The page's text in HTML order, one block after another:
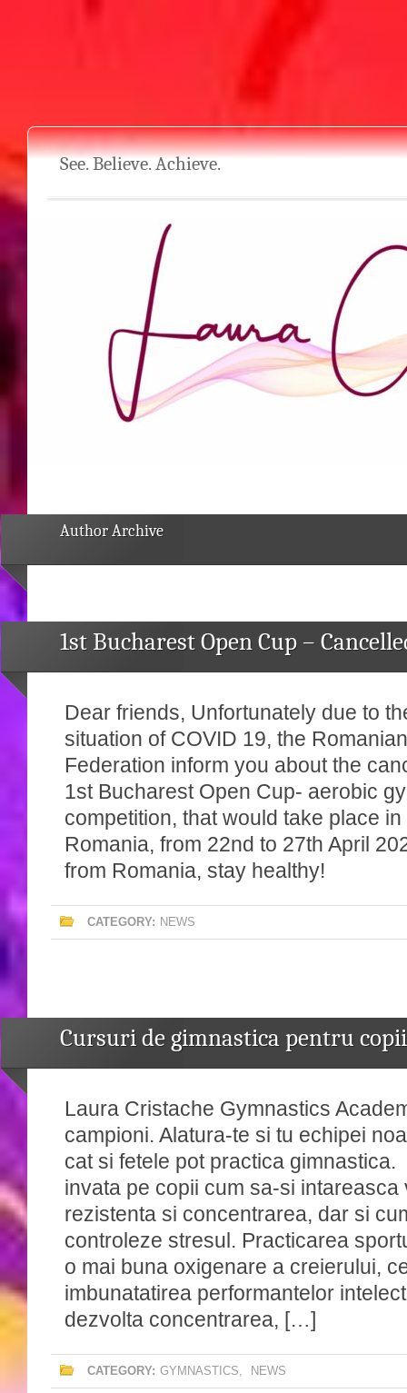
See. Believe. Achieve.
Author Archive
1st Bucharest Open Cup –
Dear friends, Unfortunately due to
situation of COVID 19, the
Federation inform you about the
1st Bucharest Open Cup- aerobic
competition, that would take place
Romania, from 22nd to 27th April
from Romania, stay healthy!
CATEGORY: NEWS
Cursuri de gimnastica pentru copii
Laura Cristache Gymnastics
campioni. Alatura-te si tu echipei
cat si fetele pot practica
invata pe copii cum sa-si intareasca
rezistenta si concentrarea, dar si
controleze stresul. Practicarea
o mai buna oxigenare a creierului,
imbunatatirea performantelor
dezvolta concentrarea, […]
CATEGORY: GYMNASTICS, NEWS